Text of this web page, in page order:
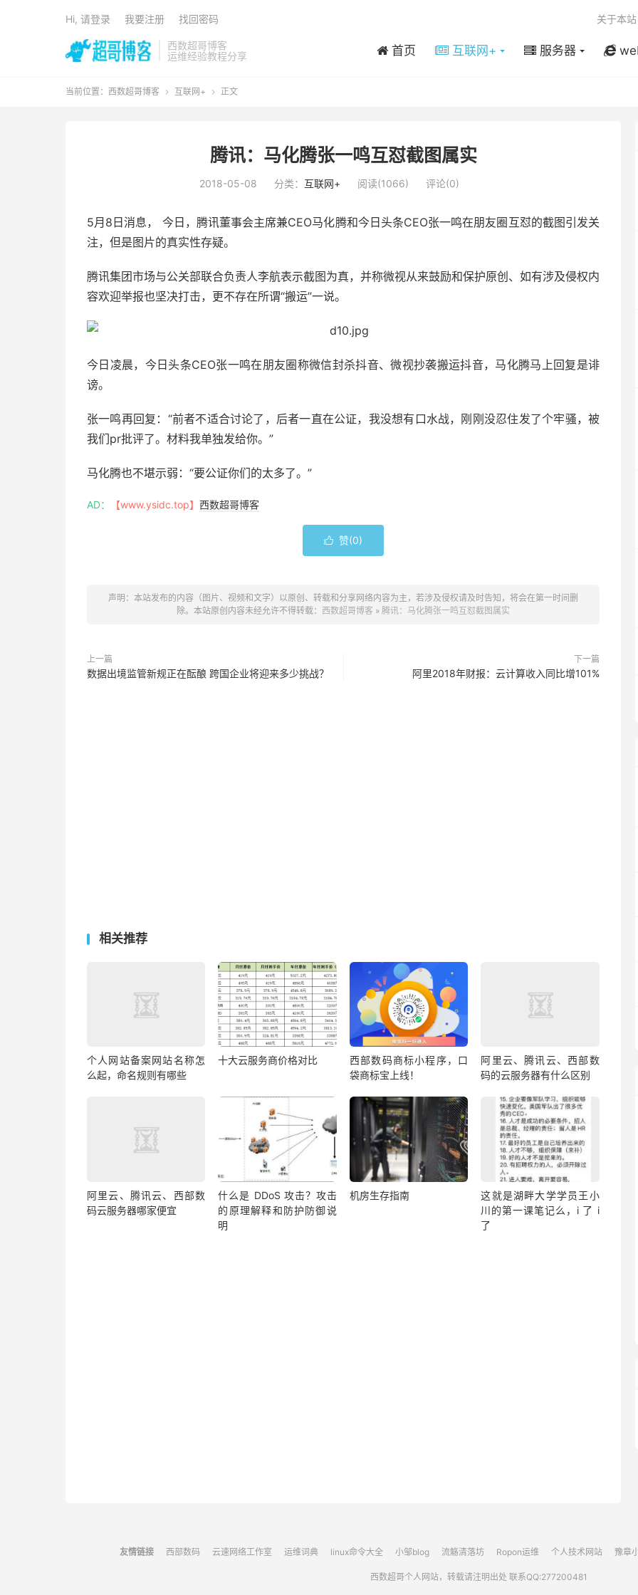
西数超哥博客
运维经验教程分享
首页 互联网+ 服务器
关于本站
Hi, 请登录 我要注册 找回密码
当前位置： 西数超哥博客  互联网+  正文
腾讯：马化腾张一鸣互怼截图属实
2018-05-08 分类： 互联网+ 阅读(1066) 评论(0)
5月8日消息， 今日，腾讯董事会主席兼CEO马化腾和今日头条CEO张一鸣在朋友圈互怼的截图引发关
注，但是图片的真实性存疑。
腾讯集团市场与公关部联合负责人李航表示截图为真，并称微视从来鼓励和保护原创、如有涉及侵权内
容欢迎举报也坚决打击，更不存在所谓“搬运”一说。
今日凌晨，今日头条CEO张一鸣在朋友圈称微信封杀抖音、微视抄袭搬运抖音，马化腾马上回复是诽
谤。
张一鸣再回复：“前者不适合讨论了，后者一直在公证，我没想有口水战，刚刚没忍住发了个牢骚，被
我们pr批评了。材料我单独发给你。”
马化腾也不堪示弱：“要公证你们的太多了。”
AD： 【www.ysidc.top】 西数超哥博客
 赞(0)
声明：本站发布的内容（图片、视频和文字）以原创、转载和分享网络内容为主，若涉及侵权请及时告知，将会在第一时间删
除。本站原创内容未经允许不得转载： 西数超哥博客 » 腾讯：马化腾张一鸣互怼截图属实
上一篇
数据出境监管新规正在酝酿 跨国企业将迎来多少挑战？
下一篇
阿里2018年财报：云计算收入同比增101%
相关推荐
个人网站备案网站名称怎
么起，命名规则有哪些
十大云服务商价格对比
西部数码商标小程序，口
袋商标宝上线！
阿里云、腾讯云、西部数
码的云服务器有什么区别
阿里云、腾讯云、西部数
码云服务器哪家便宜
什么是 DDoS 攻击？攻击
的原理解释和防护防御说
明
机房生存指南
这就是湖畔大学学员王小
川的第一课笔记么，i 了 i
了
友情链接 西部数码 云速网络工作室 运维词典 linux命令大全 小邹blog 流觞清落坊 Ropon运维 个人技术网站 豫章
西数超哥个人网站，转载请注明出处 联系QQ:277200481